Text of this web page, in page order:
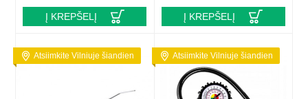
Į KREPŠELĮ Į KREPŠELĮ
Atsiimkite Vilniuje šiandien Atsiimkite Vilniuje šiandien